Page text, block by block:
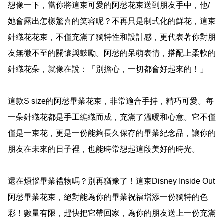
想像一下，當你將這束可愛的阿愁花束送到朋友手中，他/
她會露出怎樣驚喜的笑容呢？不再只是制式化的鮮花，這束
針織花花束，不僅充滿了獨特性和設計感，更代表著你對朋
友無微不至的關懷與鼓勵。阿愁的呆萌表情，搭配上柔軟的
針織花朵，就像在說：「別擔心，一切都會好起來的！」
這款S size的阿愁畢業花束，非常適合手持，精巧可愛。每
一朵針織花都是手工編織而成，充滿了溫暖和心意。它不僅
僅是一束花，更是一份能夠長久保存的畢業紀念品，讓你的
朋友在未來的日子裡，也能時常想起這段美好的時光。
還在煩惱畢業禮物嗎？別再猶豫了！這束Disney Inside Out
阿愁畢業花束，絕對能為你的畢業祝福增添一份獨特的色
彩！數量有限，趕快把它帶回家，為你的朋友送上一份充滿